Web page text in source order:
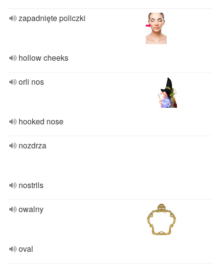
zapadnięte policzki
hollow cheeks
orli nos
hooked nose
nozdrza
nostrils
owalny
oval